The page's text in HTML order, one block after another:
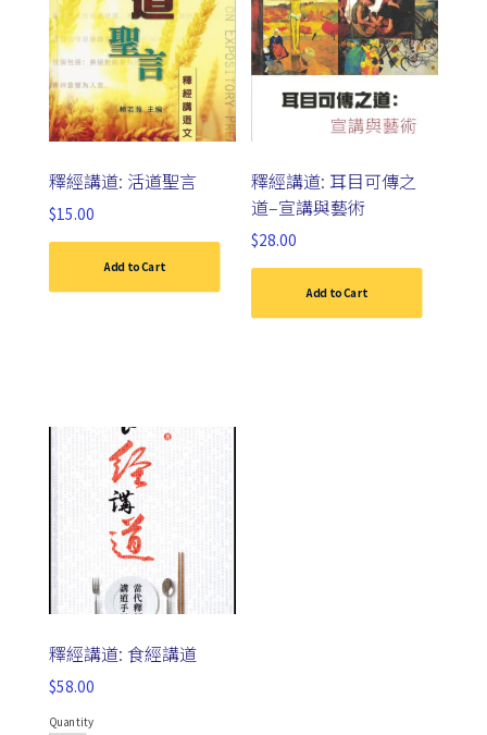
釋經講道: 活道聖言
$15.00
Add to Cart
釋經講道: 耳目可傳之
道–宣講與藝術
$28.00
Add to Cart
釋經講道: 食經講道
$58.00
Quantity